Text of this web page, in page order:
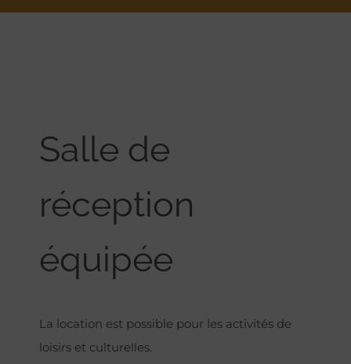
Salle de
réception
équipée
La location est possible pour les activités de
loisirs et culturelles.